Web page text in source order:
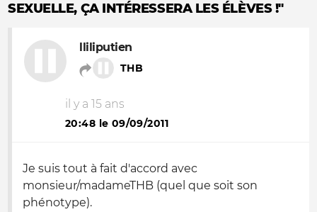
SEXUELLE, ÇA INTÉRESSERA LES ÉLÈVES !"
lliliputien
THB
il y a 15 ans
20:48 le 09/09/2011
Je suis tout à fait d'accord avec
monsieur/madameTHB (quel que soit son
phénotype).